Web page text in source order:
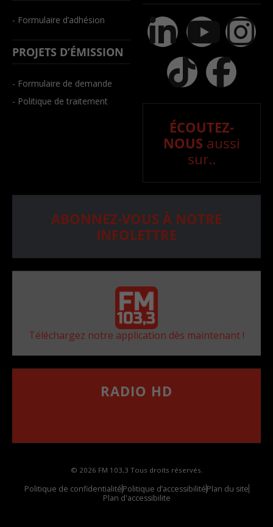
- Formulaire d’adhésion
PROJETS D’ÉMISSION
- Formulaire de demande
- Politique de traitement
ÉCOUTEZ-
NOUS aussi
sur..
ABONNEZ-VOUS À NOTRE
INFOLETTRE
Téléchargez notre application dès maintenant !
RADIO HD
© 2026 FM 103,3 Tous droits réservés.
Politique de confidentialitéPolitique d’accessibilitéPlan du site
Plan d'accessibilite